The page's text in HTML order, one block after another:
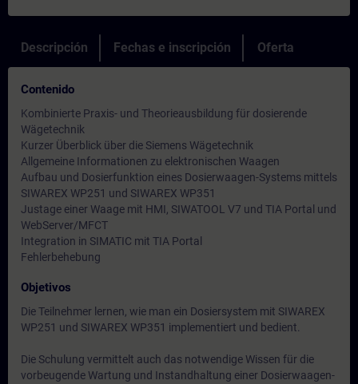
Descripción Fechas e inscripción Oferta
Contenido
Kombinierte Praxis- und Theorieausbildung für dosierende
Wägetechnik
Kurzer Überblick über die Siemens Wägetechnik
Allgemeine Informationen zu elektronischen Waagen
Aufbau und Dosierfunktion eines Dosierwaagen-Systems mittels
SIWAREX WP251 und SIWAREX WP351
Justage einer Waage mit HMI, SIWATOOL V7 und TIA Portal und
WebServer/MFCT
Integration in SIMATIC mit TIA Portal
Fehlerbehebung
Objetivos
Die Teilnehmer lernen, wie man ein Dosiersystem mit SIWAREX
WP251 und SIWAREX WP351 implementiert und bedient.
Die Schulung vermittelt auch das notwendige Wissen für die
vorbeugende Wartung und Instandhaltung einer Dosierwaagen-